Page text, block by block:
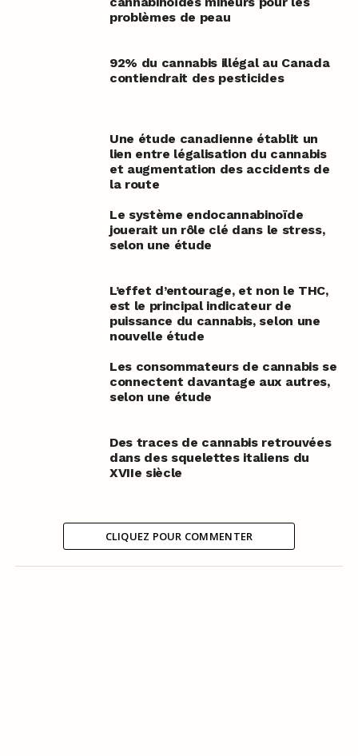
problèmes de peau
92% du cannabis illégal au Canada
contiendrait des pesticides
Une étude canadienne établit un
lien entre légalisation du cannabis
et augmentation des accidents de
la route
Le système endocannabinoïde
jouerait un rôle clé dans le stress,
selon une étude
L’effet d’entourage, et non le THC,
est le principal indicateur de
puissance du cannabis, selon une
nouvelle étude
Les consommateurs de cannabis se
connectent davantage aux autres,
selon une étude
Des traces de cannabis retrouvées
dans des squelettes italiens du
XVIIe siècle
CLIQUEZ POUR COMMENTER